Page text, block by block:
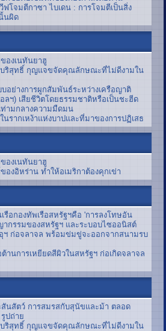
ฟโจมตีกาซา ไบเดน : การโจมตีเป็นสิ่ง
นผิด
องเนทันยาฮู
บริสุทธิ์ กุญแจขจัดคุณลักษณะที่ไม่ดีงามใน
อย่างการผูกสัมพันธ์ระหว่างเครือญาติ
ฯ) เสียชีวิตโดยธรรมชาติหรือเป็นชะฮีด
ามกลางความมืดมน
รากเหง้าแห่งบาปและที่มาของการปฏิเสธ
องเนทันยาฮู
องอิหร่าน ทำให้อเมริกาต้องคุกเข่า
อกองทัพเรือสหรัฐฯคือ 'การลงโทษอัน
กรรมของสหรัฐฯ และระบอบไซออนิสต์
ฯ ก่อจลาจล พร้อมข่มขู่จะออกจากสนามรบ
านการเหยียดสีผิวในสหรัฐฯ ก่อเกิดจลาจล
สันสัตว์ การสมรสกับสุนัขและม้า ตลอด
ปถ่าย
บริสุทธิ์ กุญแจขจัดคุณลักษณะที่ไม่ดีงามใน